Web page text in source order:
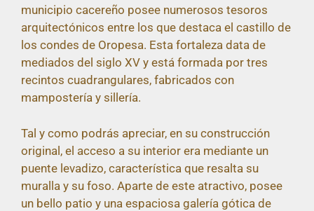
municipio cacereño posee numerosos tesoros
arquitectónicos entre los que destaca el castillo de
los condes de Oropesa. Esta fortaleza data de
mediados del siglo XV y está formada por tres
recintos cuadrangulares, fabricados con
mampostería y sillería.
Tal y como podrás apreciar, en su construcción
original, el acceso a su interior era mediante un
puente levadizo, característica que resalta su
muralla y su foso. Aparte de este atractivo, posee
un bello patio y una espaciosa galería gótica de